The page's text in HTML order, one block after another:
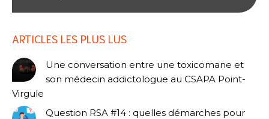
ARTICLES LES PLUS LUS
Une conversation entre une toxicomane et
son médecin addictologue au CSAPA Point-
Virgule
Question RSA #14 : quelles démarches pour